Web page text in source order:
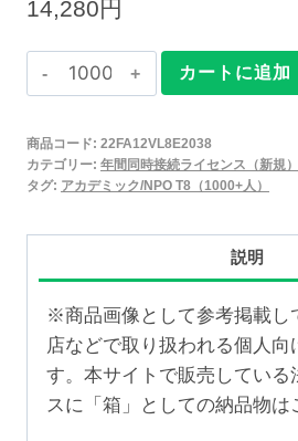
14,280円
Claris
FileMaker
年
間
接
続
ラ
イ
セ
カートに追加
商品コード: 22FA12VL8E2038
カテゴリー: 年間同時接続ライセンス（新規）
タグ: アカデミック/NPO T8（1000+人）
説明
※商品画像として参考掲載し
店などで取り扱われる個人向
す。本サイトで販売している
スに「箱」としての納品物は